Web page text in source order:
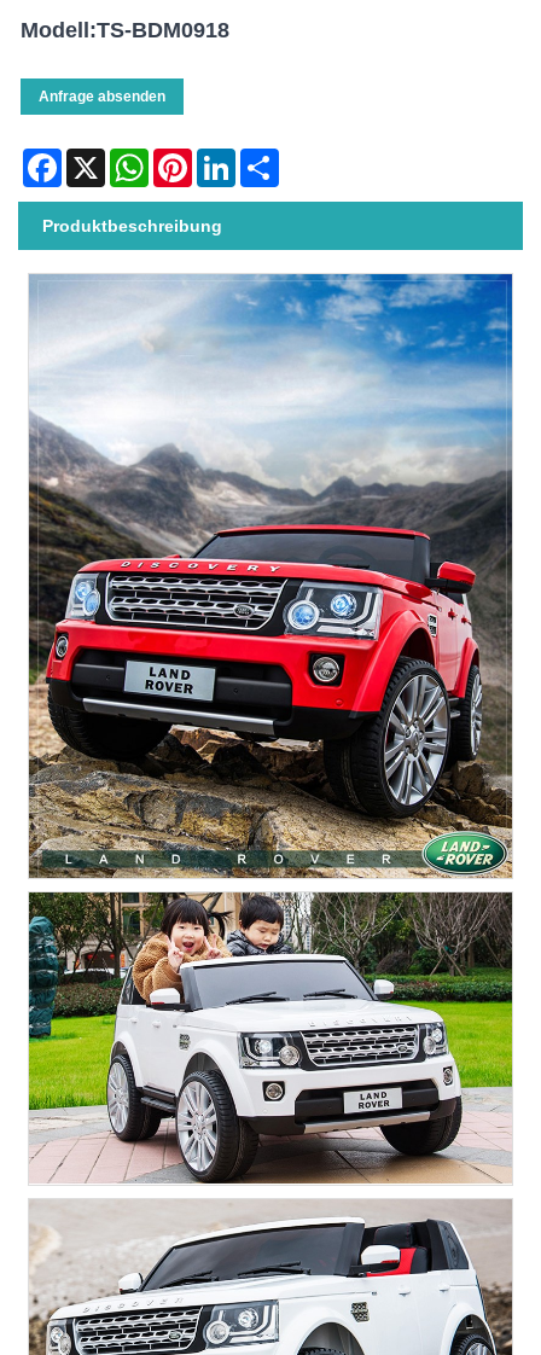
Modell:TS-BDM0918
Anfrage absenden
Facebook
X WhatsAppPinterestLinkedIn
Produktbeschreibung